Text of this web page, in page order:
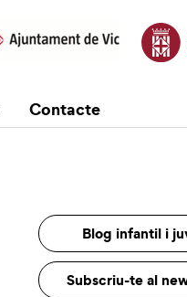
Contacte
Blog infantil i
Subscriu-te al